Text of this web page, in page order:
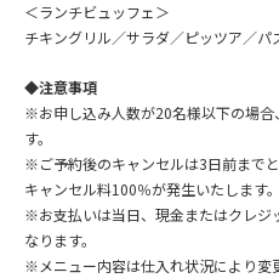
＜ランチビュッフェ＞
チキングリル／サラダ／ピッツア／
◆注意事項
※お申し込み人数が20名様以下の場
す。
※ご予約後のキャンセルは3日前まで
キャンセル料100％が発生いたします。
※お支払いは当日、現金またはクレジ
なります。
※メニュー内容は仕入れ状況により変